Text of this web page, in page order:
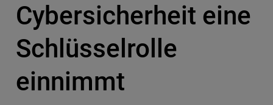
Cybersicherheit eine
Schlüsselrolle
einnimmt